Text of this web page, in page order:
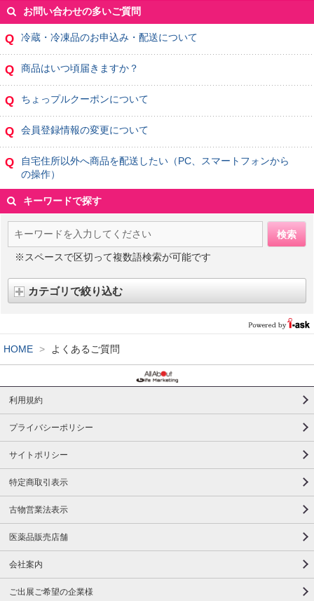
お問い合わせの多いご質問
Q 冷蔵・冷凍品のお申込み・配送について
Q 商品はいつ頃届きますか？
Q ちょっプルクーポンについて
Q 会員登録情報の変更について
Q
自宅住所以外へ商品を配送したい（PC、スマートフォンから
の操作）
キーワードで探す
※スペースで区切って複数語検索が可能です
カテゴリで絞り込む
HOME > よくあるご質問
利用規約
プライバシーポリシー
サイトポリシー
特定商取引表示
古物営業法表示
医薬品販売店舗
会社案内
ご出展ご希望の企業様